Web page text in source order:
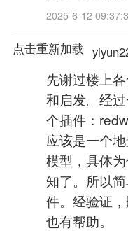
2025-6-12
点击重新加载
先谢过楼上
和启发。经
个插件：
应该是一个
模型，具体
知了。所以
件。经验证
也有帮助。